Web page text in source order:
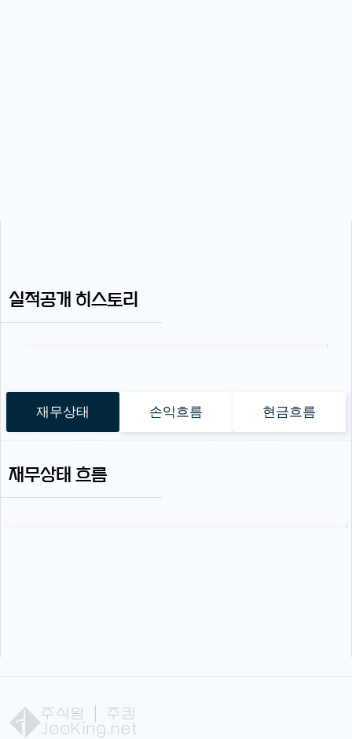
실적공개 히스토리
재무상태 손익흐름 현금흐름
재무상태 흐름
주식왕 | 주킹
JooKing.net